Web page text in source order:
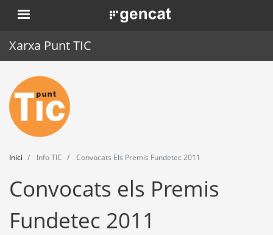
Vés
al
. Obre en una nova finestra.
Xarxa Punt TIC
Inici
Punt TIC
Actualitat
Agenda
Formació
Eines
Inici Info TIC Convocats Els Premis Fundetec 2011
Convocats els Premis
Fundetec 2011